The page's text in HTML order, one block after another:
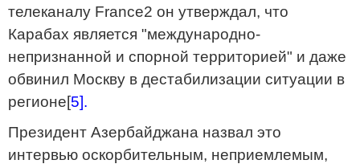
телеканалу France2 он утверждал, что
Карабах является "международно-
непризнанной и спорной территорией" и даже
обвинил Москву в дестабилизации ситуации в
регионе[5].
Президент Азербайджана назвал это
интервью оскорбительным, неприемлемым,